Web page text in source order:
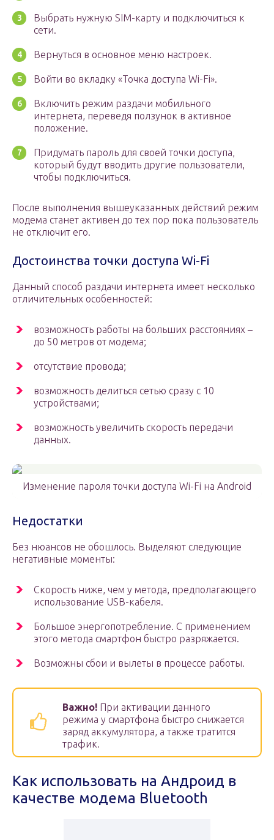
Выбрать нужную SIM-карту и подключиться к
сети.
Вернуться в основное меню настроек.
Войти во вкладку «Точка доступа Wi-Fi».
Включить режим раздачи мобильного
интернета, переведя ползунок в активное
положение.
Придумать пароль для своей точки доступа,
который будут вводить другие пользователи,
чтобы подключиться.
После выполнения вышеуказанных действий режим
модема станет активен до тех пор пока пользователь
не отключит его.
Достоинства точки доступа Wi-Fi
Данный способ раздачи интернета имеет несколько
отличительных особенностей:
возможность работы на больших расстояниях –
до 50 метров от модема;
отсутствие провода;
возможность делиться сетью сразу с 10
устройствами;
возможность увеличить скорость передачи
данных.
Изменение пароля точки доступа Wi-Fi на Android
Недостатки
Без нюансов не обошлось. Выделяют следующие
негативные моменты:
Скорость ниже, чем у метода, предполагающего
использование USB-кабеля.
Большое энергопотребление. С применением
этого метода смартфон быстро разряжается.
Возможны сбои и вылеты в процессе работы.
Важно! При активации данного
режима у смартфона быстро снижается
заряд аккумулятора, а также тратится
трафик.
Как использовать на Андроид в
качестве модема Bluetooth